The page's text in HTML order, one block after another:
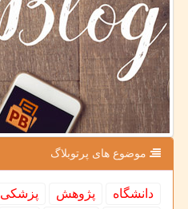
موضوع های پرتوبلاگ
دانشگاه پژوهش پزشكی